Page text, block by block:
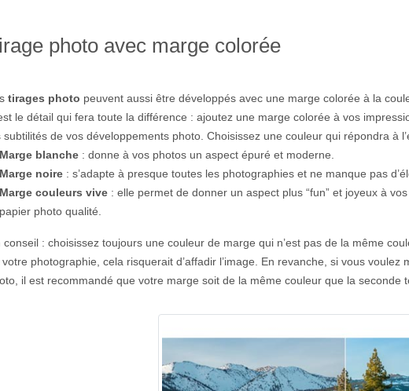
photo avec marge colorée
tirages photo peuvent aussi être développés avec une marge colorée à la
le détail qui fera toute la différence : ajoutez une marge colorée à vos
subtilités de vos développements photo. Choisissez une couleur qui répondra à
Marge blanche : donne à vos photos un aspect épuré et moderne.
Marge noire : s’adapte à presque toutes les photographies et ne manque pas
Marge couleurs vive : elle permet de donner un aspect plus “fun” et joyeux à
papier photo qualité.
conseil : choisissez toujours une couleur de marge qui n’est pas de la même
votre photographie, cela risquerait d’affadir l’image. En revanche, si vous voulez
il est recommandé que votre marge soit de la même couleur que la seconde